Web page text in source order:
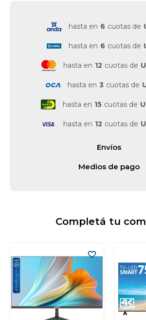
hasta en 6 cuotas de
hasta en 6 cuotas de
hasta en 12 cuotas de
hasta en 3 cuotas de
hasta en 15 cuotas de
hasta en 12 cuotas de
Envíos
Medios de pago
Completá tu